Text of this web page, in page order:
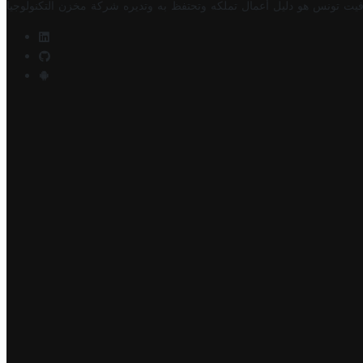
تونس هو دليل أعمال تملكه وتحتفظ به وتديره شركة مخزن التكنولوجيا